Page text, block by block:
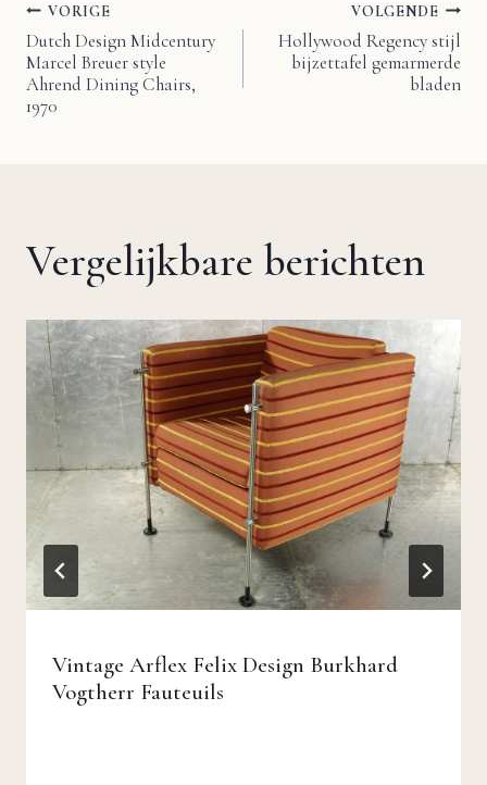
Bericht
navigatie
VORIGE
Dutch Design Midcentury
Marcel Breuer style
Ahrend Dining Chairs,
1970
VOLGENDE
Hollywood Regency stijl
bijzettafel gemarmerde
bladen
Vergelijkbare berichten
Vintage Arflex Felix Design Burkhard
Vogtherr Fauteuils